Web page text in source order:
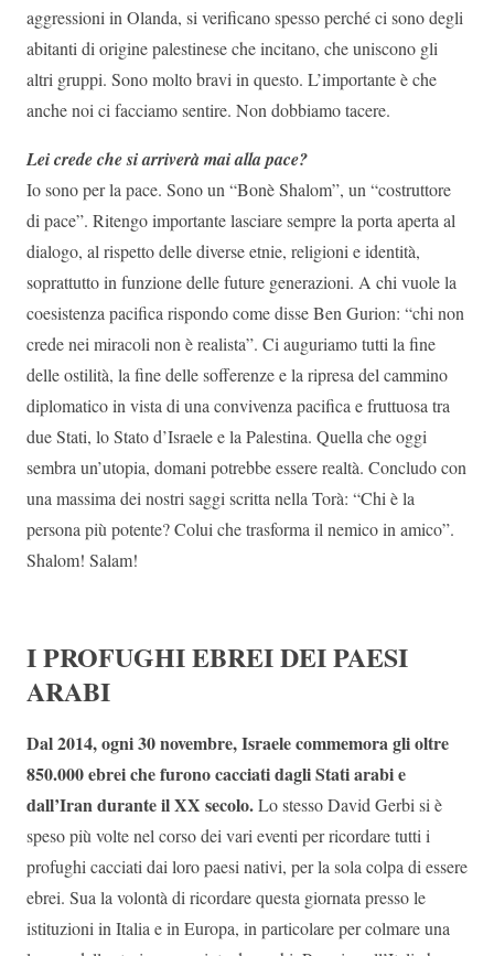
aggressioni in Olanda, si verificano spesso perché ci sono degli
abitanti di origine palestinese che incitano, che uniscono gli
altri gruppi. Sono molto bravi in questo. L’importante è che
anche noi ci facciamo sentire. Non dobbiamo tacere.
Lei crede che si arriverà mai alla pace?
Io sono per la pace. Sono un “Bonè Shalom”, un “costruttore
di pace”. Ritengo importante lasciare sempre la porta aperta al
dialogo, al rispetto delle diverse etnie, religioni e identità,
soprattutto in funzione delle future generazioni. A chi vuole la
coesistenza pacifica rispondo come disse Ben Gurion: “chi non
crede nei miracoli non è realista”. Ci auguriamo tutti la fine
delle ostilità, la fine delle sofferenze e la ripresa del cammino
diplomatico in vista di una convivenza pacifica e fruttuosa tra
due Stati, lo Stato d’Israele e la Palestina. Quella che oggi
sembra un’utopia, domani potrebbe essere realtà. Concludo con
una massima dei nostri saggi scritta nella Torà: “Chi è la
persona più potente? Colui che trasforma il nemico in amico”.
Shalom! Salam!
I PROFUGHI EBREI DEI PAESI
ARABI
Dal 2014, ogni 30 novembre, Israele commemora gli oltre
850.000 ebrei che furono cacciati dagli Stati arabi e
dall’Iran durante il XX secolo.Lo stesso David Gerbi si è
speso più volte nel corso dei vari eventi per ricordare tutti i
profughi cacciati dai loro paesi nativi, per la sola colpa di essere
ebrei. Sua la volontà di ricordare questa giornata presso le
istituzioni in Italia e in Europa, in particolare per colmare una